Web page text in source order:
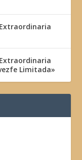
Limitada»